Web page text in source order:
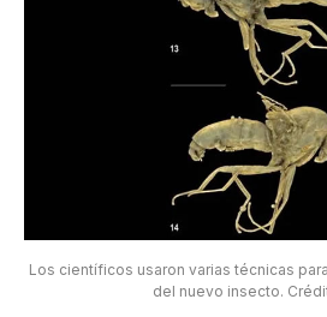
Los científicos usaron varias técnicas
del nuevo insecto.